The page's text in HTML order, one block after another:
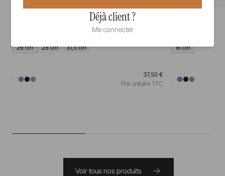
26 cm 28 cm 31,5 cm
37,50 €
Prix unitaire TTC
16 cm
Voir tous nos produits
Déjà client ?
Me connecter